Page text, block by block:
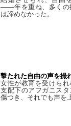
——年を重ね、多くの
は諦めなかった。
撃たれた自由の声を
女性が教育を受けら
支配下のアフガニスタ
傷つき、それでも声